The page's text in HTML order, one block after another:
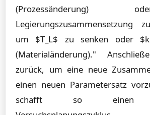
Legierungszusammensetzung
um $T_L$ zu senken oder
(Materialänderung)."
zurück, um eine neue
einen neuen Parametersatz
schafft so einen